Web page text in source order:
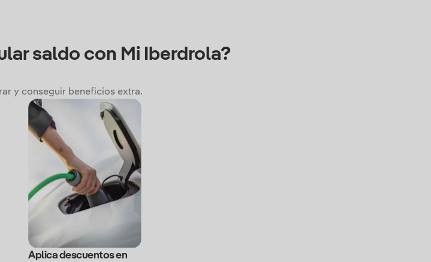
saldo con Mi Iberdrola?
y conseguir beneficios extra.
Aplica descuentos en